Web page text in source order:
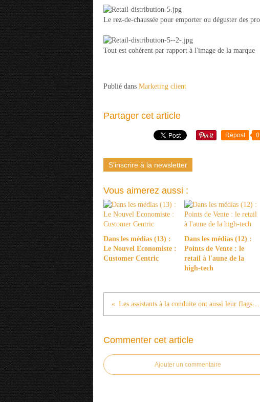
Le rez-de-chaussée pour emporter ou déguster des
Tout est cohérent par rapport à l'image de la marque
Publié dans Marketing client
Partager cet article
Repost 0
S'inscrire à la newsletter
Vous aimerez aussi :
Dans les médias (13) :
Le Nouvel Economiste :
Customer Centric
Dans les médias (12) :
Points de Vente : le
retail à l'aune de la
high-tech
Les assistants à la conduite ont aussi leur flagship, le cas Coyote (5)
Commenter cet article
Ajouter un commentaire